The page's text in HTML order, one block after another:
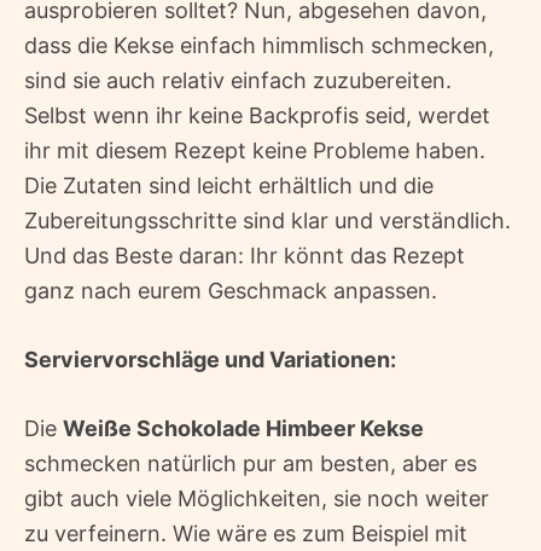
ausprobieren solltet? Nun, abgesehen davon,
dass die Kekse einfach himmlisch schmecken,
sind sie auch relativ einfach zuzubereiten.
Selbst wenn ihr keine Backprofis seid, werdet
ihr mit diesem Rezept keine Probleme haben.
Die Zutaten sind leicht erhältlich und die
Zubereitungsschritte sind klar und verständlich.
Und das Beste daran: Ihr könnt das Rezept
ganz nach eurem Geschmack anpassen.
Serviervorschläge und Variationen:
Die Weiße Schokolade Himbeer Kekse
schmecken natürlich pur am besten, aber es
gibt auch viele Möglichkeiten, sie noch weiter
zu verfeinern. Wie wäre es zum Beispiel mit